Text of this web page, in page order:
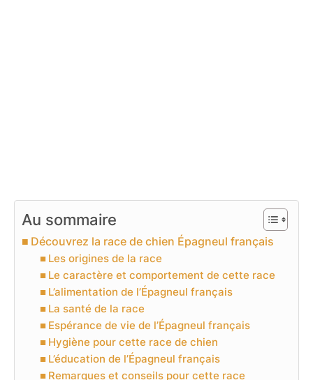
Au sommaire
Découvrez la race de chien Épagneul français
Les origines de la race
Le caractère et comportement de cette race
L’alimentation de l’Épagneul français
La santé de la race
Espérance de vie de l’Épagneul français
Hygiène pour cette race de chien
L’éducation de l’Épagneul français
Remarques et conseils pour cette race